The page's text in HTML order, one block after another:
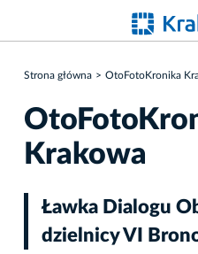
Strona główna OtoFotoKronika
Krakowa
Ławka Dialogu
dzielnicy VI